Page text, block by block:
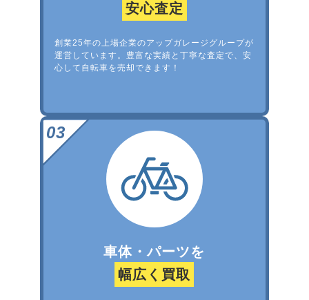
安心査定
創業25年の上場企業のアップガレージグループが
運営しています。豊富な実績と丁寧な査定で、安
心して自転車を売却できます！
車体・パーツを
幅広く買取